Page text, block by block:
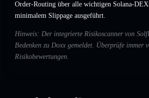
Order-Routing über alle wichtigen Solana-
minimalem Slippage ausgeführt.
Hinweis: Der integrierte Risikoscanner von
Bedenken zu Doxx gemeldet. Überprüfe immer
Risikobewertungen.